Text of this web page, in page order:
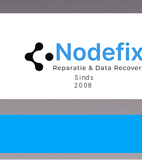
Sinds
2008